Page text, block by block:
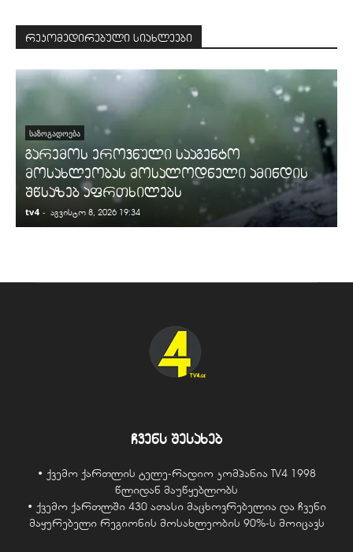
რეკომედირებული სიახლეები
ᲡᲐᲖᲝᲒᲐᲓᲝᲔᲑᲐ
გარემოს ეროვნული სააგენტო
მოსახლეობას მოსალოდნელი ამინდის
შწსაზებ აფრთხილებს
tv4 - აგვისტო 8, 2026 19:34
ჩვენს შესახებ
• ქვემო ქართლის ტელე-რადიო კომპანია TV4 1998
წლიდან მაუწყებლობს
• ქვემო ქართლში 430 ათასი მაცხოვრებელია და ჩვენი
მაყურებელი რეგიონის მოსახლეობის 90%-ს მოიცავს